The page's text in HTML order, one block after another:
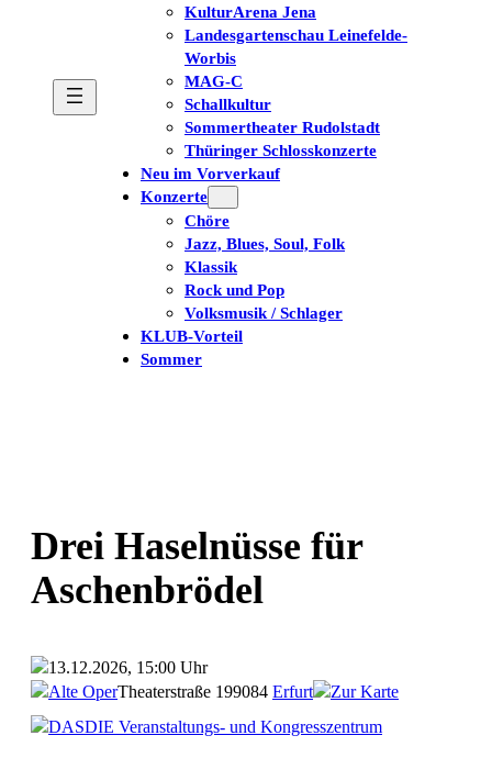
KulturArena Jena
Landesgartenschau Leinefelde-
Worbis
MAG-C
Schallkultur
Sommertheater Rudolstadt
Thüringer Schlosskonzerte
Neu im Vorverkauf
Konzerte
Chöre
Jazz, Blues, Soul, Folk
Klassik
Rock und Pop
Volksmusik / Schlager
KLUB-Vorteil
Sommer
Drei Haselnüsse für
Aschenbrödel
13.12.2026, 15:00 Uhr
Alte OperTheaterstraße 199084 Erfurt
Zur Karte
DASDIE Veranstaltungs- und Kongresszentrum